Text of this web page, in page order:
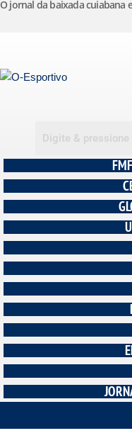
o
O jornal da baixada cuiabana